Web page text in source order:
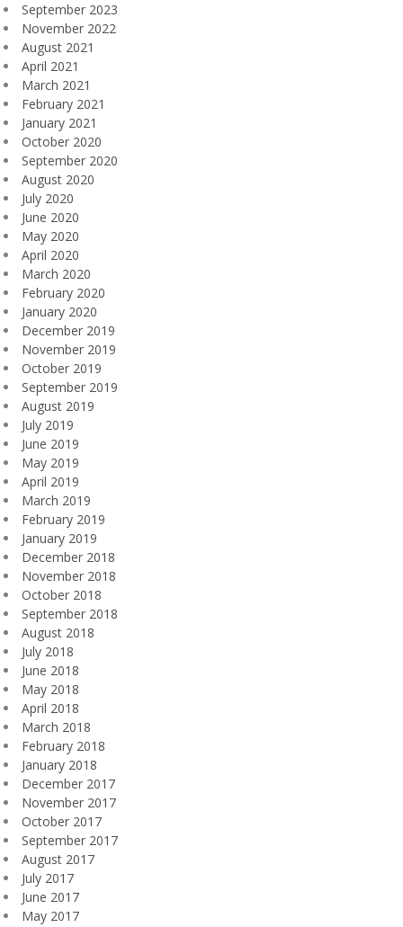
September 2023
November 2022
August 2021
April 2021
March 2021
February 2021
January 2021
October 2020
September 2020
August 2020
July 2020
June 2020
May 2020
April 2020
March 2020
February 2020
January 2020
December 2019
November 2019
October 2019
September 2019
August 2019
July 2019
June 2019
May 2019
April 2019
March 2019
February 2019
January 2019
December 2018
November 2018
October 2018
September 2018
August 2018
July 2018
June 2018
May 2018
April 2018
March 2018
February 2018
January 2018
December 2017
November 2017
October 2017
September 2017
August 2017
July 2017
June 2017
May 2017